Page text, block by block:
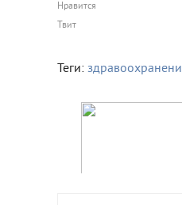
Нравится
Твит
Теги: